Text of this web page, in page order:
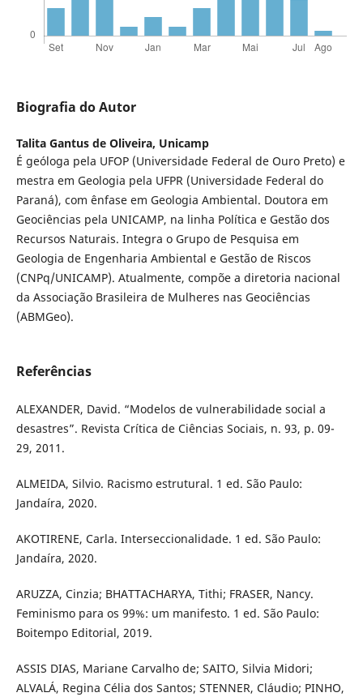
Biografia do Autor
Talita Gantus de Oliveira, Unicamp
É geóloga pela UFOP (Universidade Federal de Ouro Preto) e
mestra em Geologia pela UFPR (Universidade Federal do
Paraná), com ênfase em Geologia Ambiental. Doutora em
Geociências pela UNICAMP, na linha Política e Gestão dos
Recursos Naturais. Integra o Grupo de Pesquisa em
Geologia de Engenharia Ambiental e Gestão de Riscos
(CNPq/UNICAMP). Atualmente, compõe a diretoria nacional
da Associação Brasileira de Mulheres nas Geociências
(ABMGeo).
Referências
ALEXANDER, David. “Modelos de vulnerabilidade social a
desastres”. Revista Crítica de Ciências Sociais, n. 93, p. 09-
29, 2011.
ALMEIDA, Silvio. Racismo estrutural. 1 ed. São Paulo:
Jandaíra, 2020.
AKOTIRENE, Carla. Interseccionalidade. 1 ed. São Paulo:
Jandaíra, 2020.
ARUZZA, Cinzia; BHATTACHARYA, Tithi; FRASER, Nancy.
Feminismo para os 99%: um manifesto. 1 ed. São Paulo:
Boitempo Editorial, 2019.
ASSIS DIAS, Mariane Carvalho de; SAITO, Silvia Midori;
ALVALÁ, Regina Célia dos Santos; STENNER, Cláudio; PINHO,